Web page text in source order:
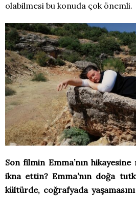
olabilmesi bu konuda çok önemli.
Son filmin Emma’nın hikayesine
ikna ettin? Emma’nın doğa
kültürde, coğrafyada